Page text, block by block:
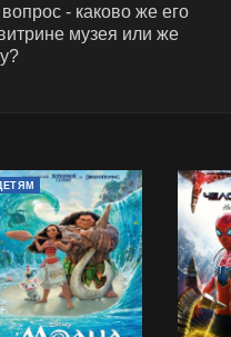
- каково же его
музея или же